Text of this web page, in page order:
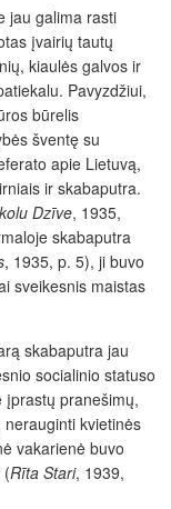
jau galima rasti
įvairių tautų
kiaulės galvos ir
Pavyzdžiui,
būrelis
šventę su
apie Lietuvą,
ir skabaputra.
Dzīve, 1935,
skabaputra
, 1935, p. 5), ji buvo
sveikesnis maistas
skabaputra jau
socialinio statuso
įprastų pranešimų,
kvietinės
vakarienė buvo
(Rīta Stari, 1939,